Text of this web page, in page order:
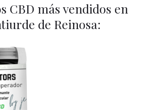
CBD más vendidos en
de Reinosa: